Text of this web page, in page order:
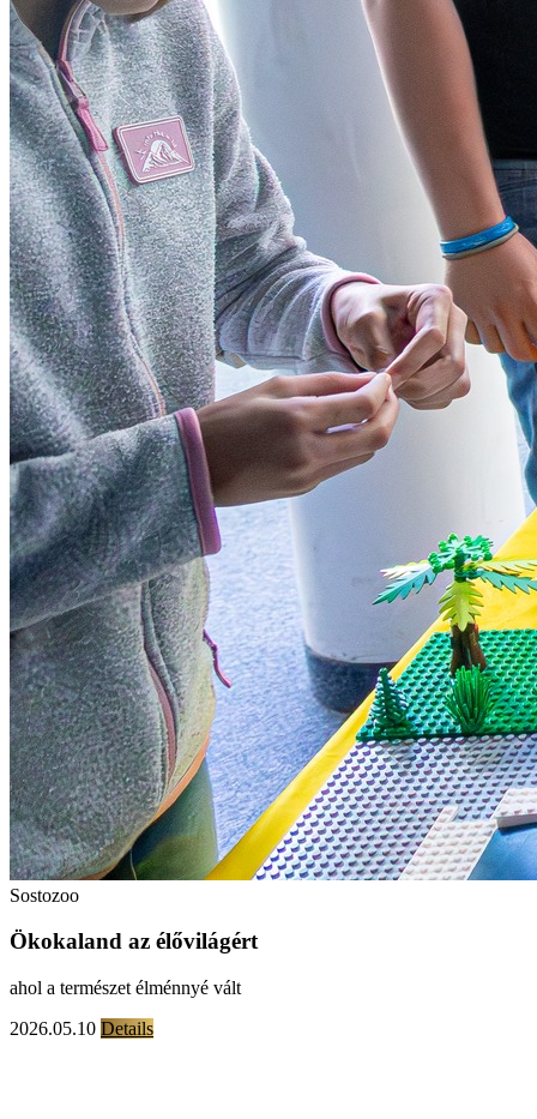
Sostozoo
Ökokaland az élővilágért
ahol a természet élménnyé vált
2026.05.10 Details